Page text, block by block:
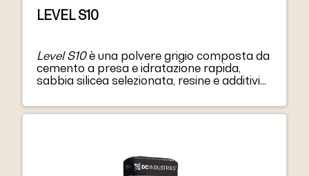
LEVEL S10
Level S10è una polvere grigio composta da
cemento a presa e idratazione rapida,
sabbia silicea selezionata, resine e additivi